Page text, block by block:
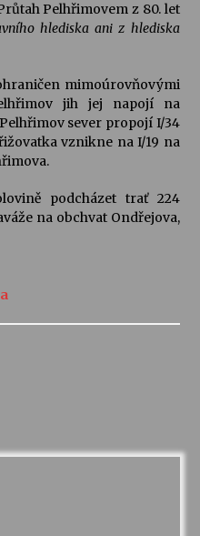
Michala Novenka v Klášteře
svět
Pelhřimovem z 80. let
hlediska ani z hlediska
mimoúrovňovými
jih jej napojí na
sever propojí I/34
vznikne na I/19 na
podcházet trať 224
na obchvat Ondřejova,